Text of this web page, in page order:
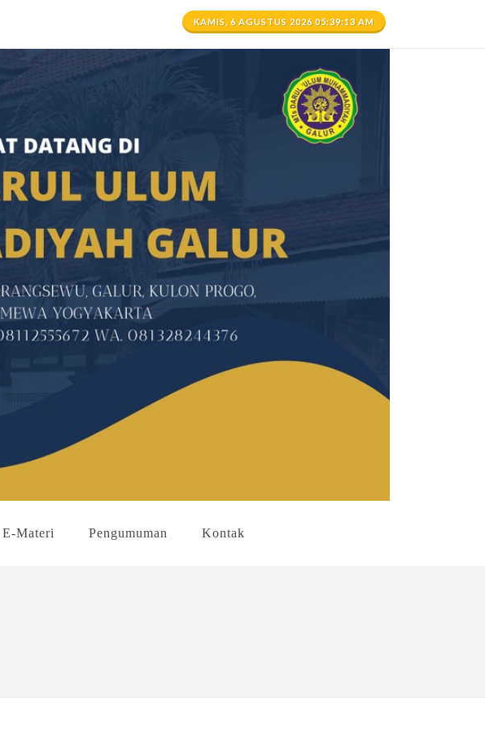
KAMIS, 6 AGUSTUS 2026 05:39:15 AM
E-Materi Pengumuman Kontak